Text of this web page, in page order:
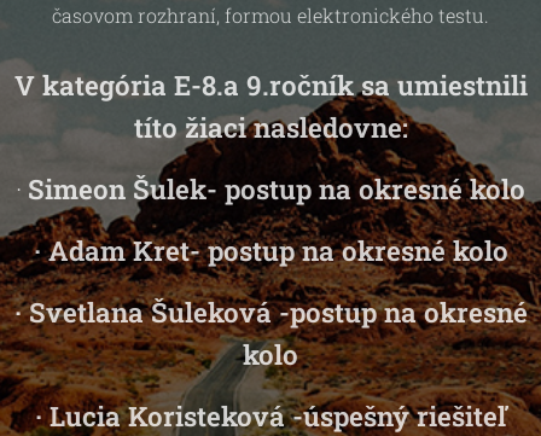
časovom rozhraní, formou elektronického testu.
V kategória E-8.a 9.ročník sa umiestnili
títo žiaci nasledovne:
· Simeon Šulek- postup na okresné kolo
·Adam Kret-postup na okresné kolo
·Svetlana Šuleková -postup na okresné
kolo
·Lucia Koristeková -úspešný riešiteľ